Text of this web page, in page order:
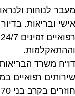
מעבר לנוחות
אישי ובריאות.
וההתאקלמות.
שירותים רפואיים
חוזרים בקרב בני 70 ומעלה בשיעור של כ־25%.